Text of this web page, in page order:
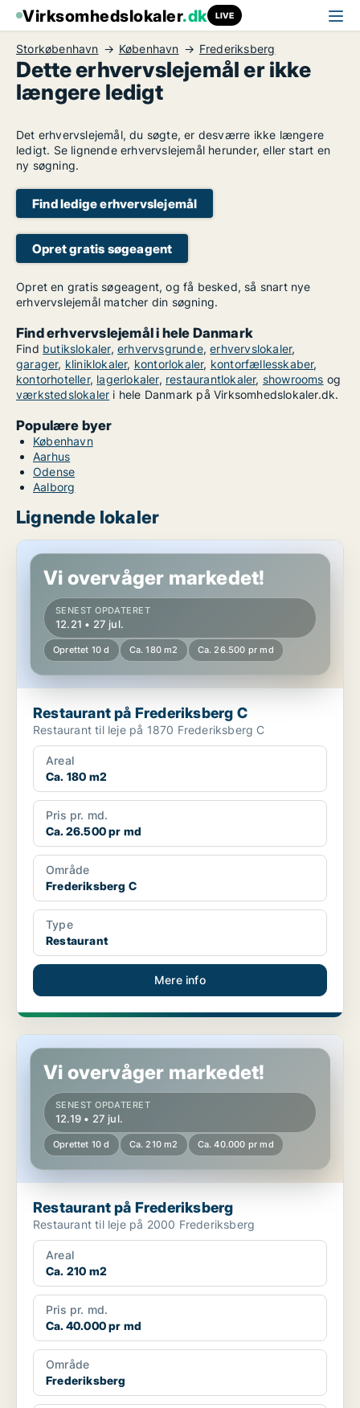
Virksomhedslokaler.dk LIVE
Storkøbenhavn København Frederiksberg
Dette erhvervslejemål er ikke
længere ledigt
Det erhvervslejemål, du søgte, er desværre ikke længere
ledigt. Se lignende erhvervslejemål herunder, eller start en
ny søgning.
Find ledige erhvervslejemål
Opret gratis søgeagent
Opret en gratis søgeagent, og få besked, så snart nye
erhvervslejemål matcher din søgning.
Find erhvervslejemål i hele Danmark
Find butikslokaler,erhvervsgrunde,erhvervslokaler,
garager, kliniklokaler, kontorlokaler, kontorfællesskaber,
kontorhoteller, lagerlokaler, restaurantlokaler, showrooms og
værkstedslokaler i hele Danmark på Virksomhedslokaler.dk.
Populære byer
København
Aarhus
Odense
Aalborg
Lignende lokaler
Restaurant på Frederiksberg C
Vi overvåger markedet!
SENEST OPDATERET
12.21 • 27 jul.
Oprettet 10 d Ca. 180 m2 Ca. 26.500 pr md
Restaurant på Frederiksberg C
Restaurant til leje på 1870 Frederiksberg C
Areal
Ca. 180 m2
Pris pr. md.
Ca. 26.500 pr md
Område
Frederiksberg C
Type
Restaurant
Mere info
Restaurant på Frederiksberg
Vi overvåger markedet!
SENEST OPDATERET
12.19 • 27 jul.
Oprettet 10 d Ca. 210 m2 Ca. 40.000 pr md
Restaurant på Frederiksberg
Restaurant til leje på 2000 Frederiksberg
Areal
Ca. 210 m2
Pris pr. md.
Ca. 40.000 pr md
Område
Frederiksberg